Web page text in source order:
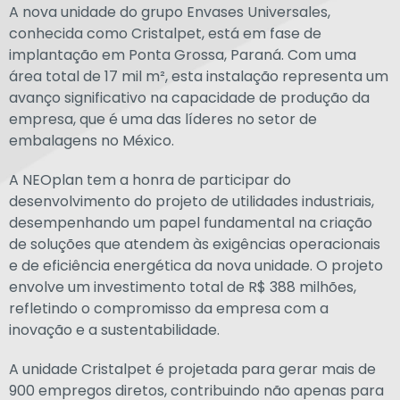
A nova unidade do grupo Envases Universales,
conhecida como Cristalpet, está em fase de
implantação em Ponta Grossa, Paraná. Com uma
área total de 17 mil m², esta instalação representa um
avanço significativo na capacidade de produção da
empresa, que é uma das líderes no setor de
embalagens no México.
A NEOplan tem a honra de participar do
desenvolvimento do projeto de utilidades industriais,
desempenhando um papel fundamental na criação
de soluções que atendem às exigências operacionais
e de eficiência energética da nova unidade. O projeto
envolve um investimento total de R$ 388 milhões,
refletindo o compromisso da empresa com a
inovação e a sustentabilidade.
A unidade Cristalpet é projetada para gerar mais de
900 empregos diretos, contribuindo não apenas para